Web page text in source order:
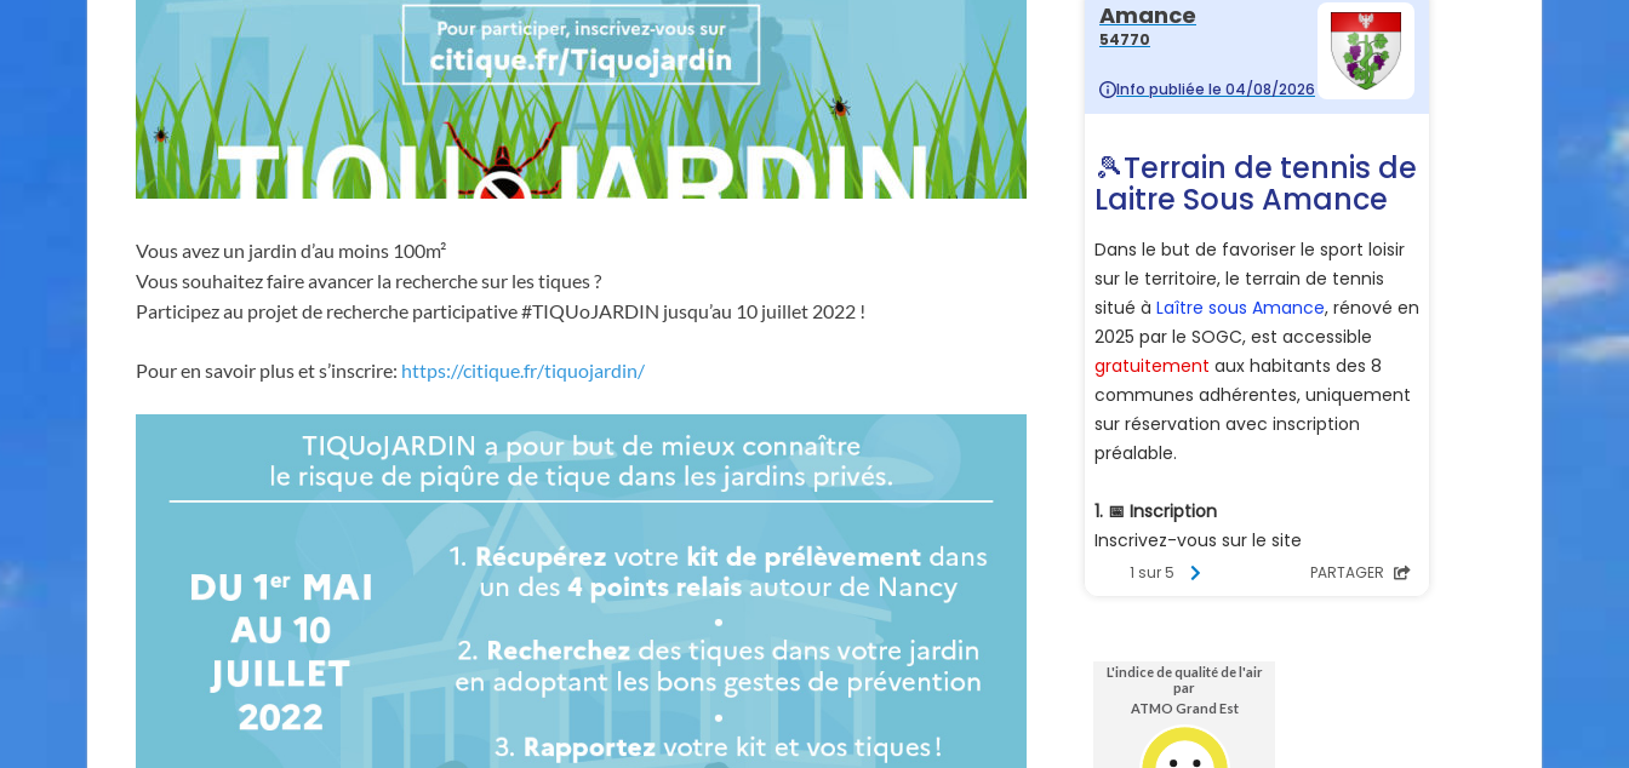
Vous avez un jardin d’au moins 100m²
Vous souhaitez faire avancer la recherche sur les tiques ?
Participez au projet de recherche participative #TIQUoJARDIN jusqu’au 10 juillet 2022 !
Pour en savoir plus et s’inscrire: https://citique.fr/tiquojardin/